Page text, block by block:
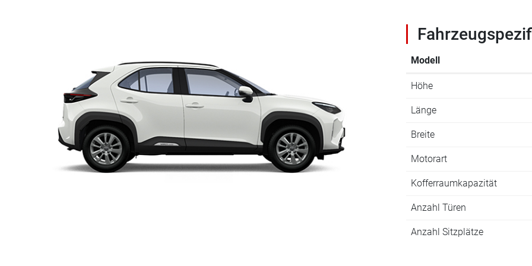
Modell
Höhe
Länge
Breite
Motorart
Kofferraumkapazität
Anzahl Türen
Anzahl Sitzplätze